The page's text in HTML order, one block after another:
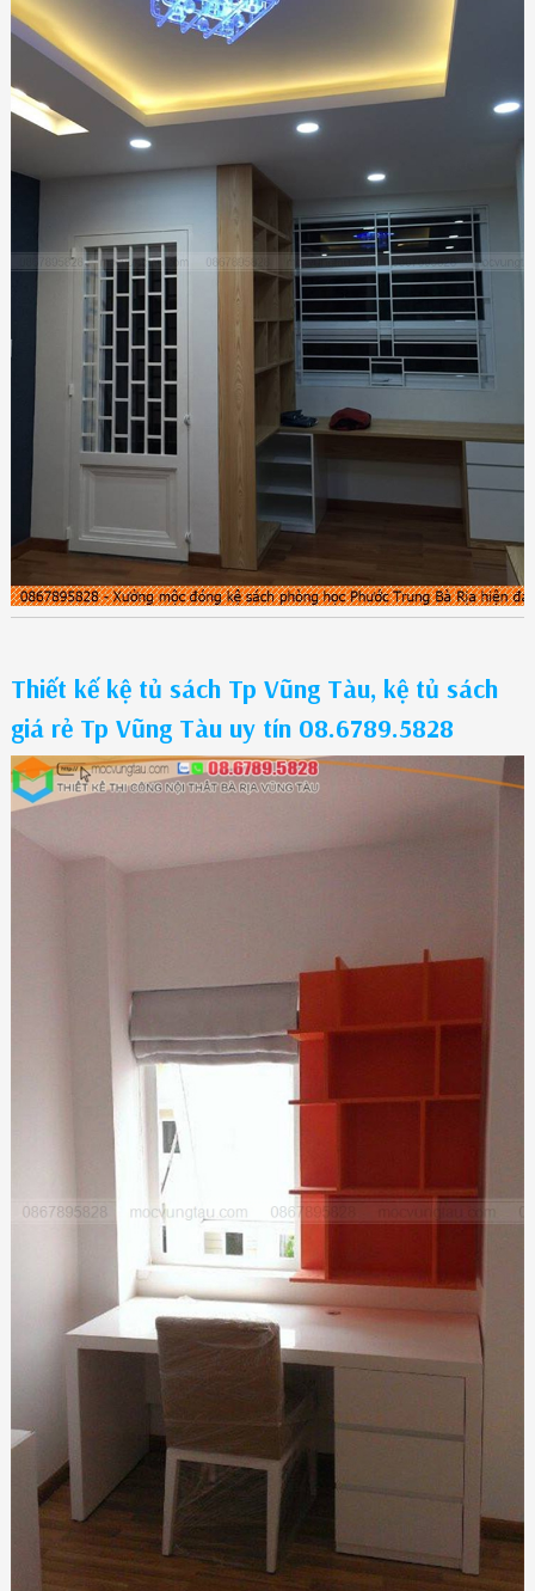
Thiết kế kệ tủ sách Tp Vũng Tàu, kệ tủ sách
giá rẻ Tp Vũng Tàu uy tín 08.6789.5828